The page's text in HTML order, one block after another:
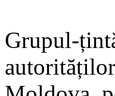
Grupul-